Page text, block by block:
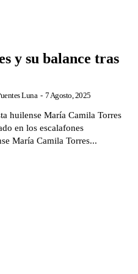
y su balance tras
Luna - 7 Agosto, 2025
huilense María Camila Torres
en los escalafones
María Camila Torres...